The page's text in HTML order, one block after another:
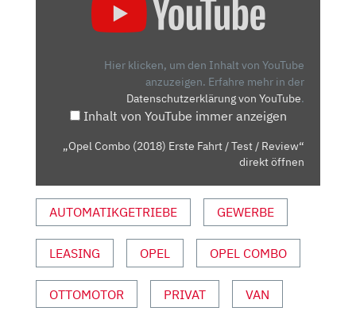
REVIEW“
ANZEIGEN
Hier klicken, um den Inhalt von YouTube
anzuzeigen. Erfahre mehr in der
Datenschutzerklärung von YouTube.
Inhalt von YouTube immer anzeigen
„Opel Combo (2018) Erste Fahrt / Test / Review“
direkt öffnen
AUTOMATIKGETRIEBE GEWERBE
LEASING OPEL OPEL COMBO
OTTOMOTOR PRIVAT VAN